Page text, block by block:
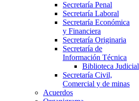
Secretaría Penal
Secretaría Laboral
Secretaría Económica
y Financiera
Secretaría Originaria
Secretaría de
Información Técnica
Biblioteca Judicial
Secretaría Civil,
Comercial y de minas
Acuerdos